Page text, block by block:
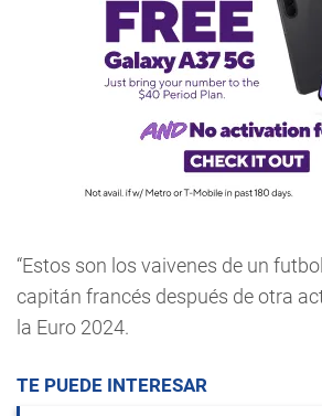
“Estos son los vaivenes de un
capitán francés después de otra
la Euro 2024.
TE PUEDE INTERESAR